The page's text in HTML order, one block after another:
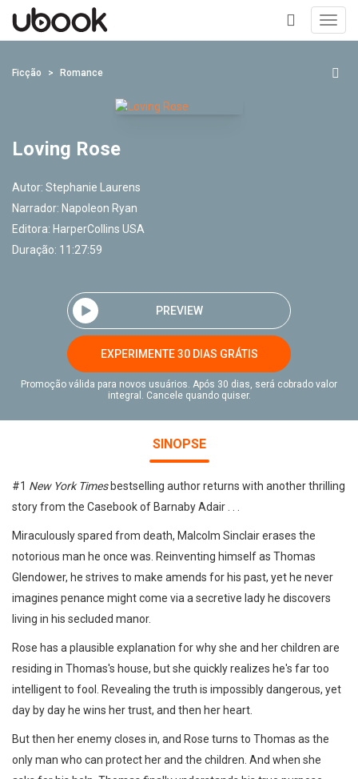
+
Ficção Romance
Loving Rose
Autor: Stephanie Laurens
Narrador: Napoleon Ryan
Editora: HarperCollins USA
Duração: 11:27:59
PREVIEW
EXPERIMENTE 30 DIAS GRÁTIS
Promoção válida para novos usuários. Após 30 dias, será cobrado valor
integral. Cancele quando quiser.
SINOPSE
#1 New York Timesbestselling author returns with another thrilling
story from the Casebook of Barnaby Adair . . .
Miraculously spared from death, Malcolm Sinclair erases the
notorious man he once was. Reinventing himself as Thomas
Glendower, he strives to make amends for his past, yet he never
imagines penance might come via a secretive lady he discovers
living in his secluded manor.
Rose has a plausible explanation for why she and her children are
residing in Thomas's house, but she quickly realizes he's far too
intelligent to fool. Revealing the truth is impossibly dangerous, yet
day by day he wins her trust, and then her heart.
But then her enemy closes in, and Rose turns to Thomas as the
only man who can protect her and the children. And when she